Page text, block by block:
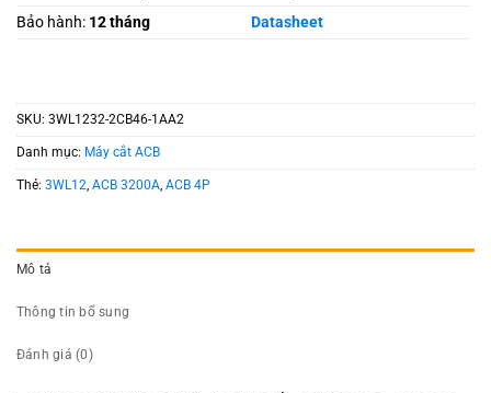
Bảo hành: 12 tháng Datasheet
SKU: 3WL1232-2CB46-1AA2
Danh mục: Máy cắt ACB
Thẻ: 3WL12, ACB 3200A, ACB 4P
Mô tả
Thông tin bổ sung
Đánh giá (0)